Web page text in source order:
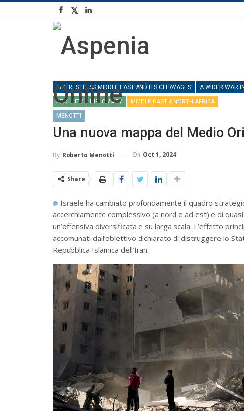
THE RESTLESS MIDDLE EAST AND ITS CLEAVAGES A WIDER WAR
SECURITY & DIPLOMACY MIDDLE EAST & NORTH AFRICA
MENOTTI
Una nuova mappa del Medio
By Roberto Menotti On Oct 1, 2024
Share
Israele ha cambiato profondamente il quadro
accerchiamento complessivo (a nord e ad est) e di
un’offensiva diversificata e su larga scala. L’effetto
accomunati dall’obiettivo dichiarato di distruggere lo
Repubblica Islamica dell’Iran.